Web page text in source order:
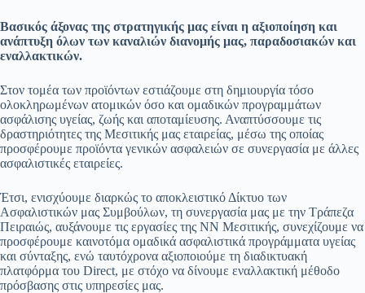
Βασικός άξονας της στρατηγικής μας είναι η αξιοποίηση και
ανάπτυξη όλων των καναλιών διανομής μας, παραδοσιακών και
εναλλακτικών.
Στον τομέα των προϊόντων εστιάζουμε στη δημιουργία τόσο
ολοκληρωμένων ατομικών όσο και ομαδικών προγραμμάτων
ασφάλισης υγείας, ζωής και αποταμίευσης. Αναπτύσσουμε τις
δραστηριότητες της Μεσιτικής μας εταιρείας, μέσω της οποίας
προσφέρουμε προϊόντα γενικών ασφαλειών σε συνεργασία με άλλες
ασφαλιστικές εταιρείες.
Έτσι, ενισχύουμε διαρκώς το αποκλειστικό Δίκτυο των
Ασφαλιστικών μας Συμβούλων, τη συνεργασία μας με την Τράπεζα
Πειραιώς, αυξάνουμε τις εργασίες της ΝΝ Μεσιτικής, συνεχίζουμε να
προσφέρουμε καινοτόμα ομαδικά ασφαλιστικά προγράμματα υγείας
και σύνταξης, ενώ ταυτόχρονα αξιοποιούμε τη διαδικτυακή
πλατφόρμα του Direct, με στόχο να δίνουμε εναλλακτική μέθοδο
πρόσβασης στις υπηρεσίες μας.